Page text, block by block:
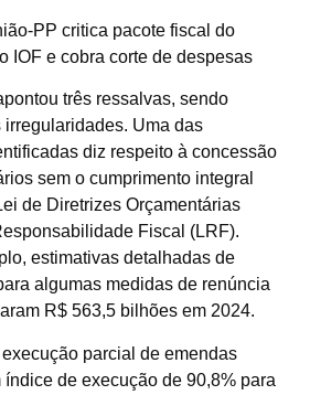
PP critica pacote fiscal do
IOF e cobra corte de despesas
três ressalvas, sendo
Uma das
diz respeito à concessão
sem o cumprimento integral
de Diretrizes Orçamentárias
Fiscal (LRF).
estimativas detalhadas de
algumas medidas de renúncia
R$ 563,5 bilhões em 2024.
parcial de emendas
índice de execução de 90,8% para